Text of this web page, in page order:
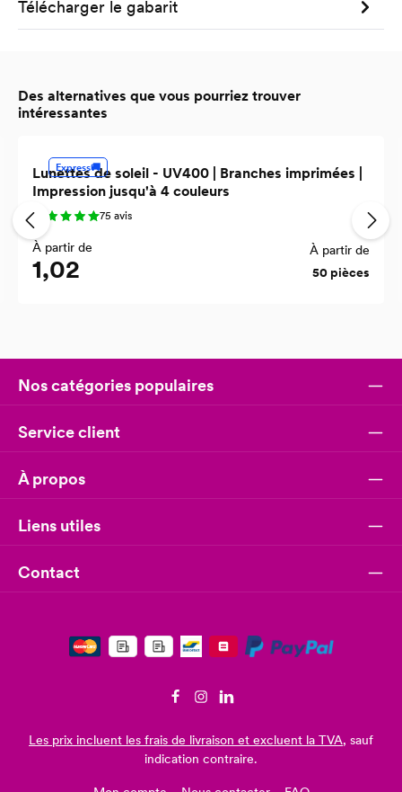
Télécharger le gabarit
Des alternatives que vous pourriez trouver
intéressantes
Express🚚
Lunettes de soleil - UV400 | Branches imprimées |
Impression jusqu'à 4 couleurs
75 avis
À partir de
1,02
À partir de
50 pièces
Nos catégories populaires
Service client
À propos
Liens utiles
Contact
Les prix incluent les frais de livraison et excluent la TVA, sauf
indication contraire.